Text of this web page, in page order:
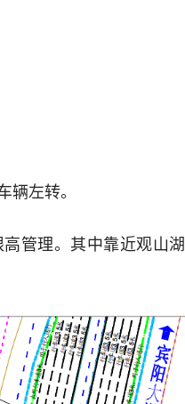
辆左转。
管理。其中靠近观山